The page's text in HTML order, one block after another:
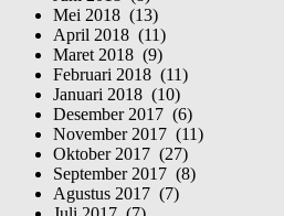
Mei 2018 (13)
April 2018 (11)
Maret 2018 (9)
Februari 2018 (11)
Januari 2018 (10)
Desember 2017 (6)
November 2017 (11)
Oktober 2017 (27)
September 2017 (8)
Agustus 2017 (7)